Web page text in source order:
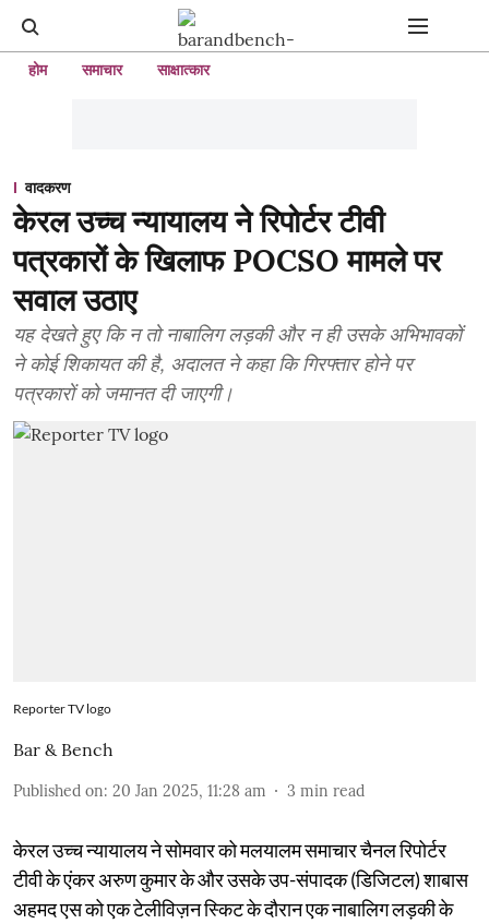
होम समाचार साक्षात्कार
वादकरण
केरल उच्च न्यायालय ने रिपोर्टर टीवी
पत्रकारों के खिलाफ POCSO मामले पर
सवाल उठाए
यह देखते हुए कि न तो नाबालिग लड़की और न ही उसके अभिभावकों
ने कोई शिकायत की है, अदालत ने कहा कि गिरफ्तार होने पर
पत्रकारों को जमानत दी जाएगी।
Reporter TV logo
Bar & Bench
Published on: 20 Jan 2025, 11:28 am 3 min read
केरल उच्च न्यायालय ने सोमवार को मलयालम समाचार चैनल रिपोर्टर
टीवी के एंकर अरुण कुमार के और उसके उप-संपादक (डिजिटल) शाबास
अहमद एस को एक टेलीविज़न स्किट के दौरान एक नाबालिग लड़की के